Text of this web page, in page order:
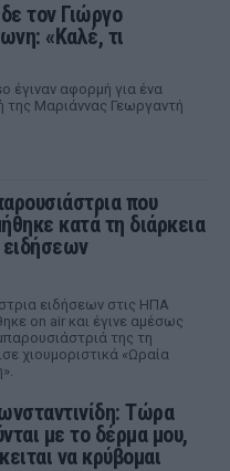
τον Γιώργο
«Καλέ, τι
έγιναν αφορμή για ένα
της Μαριάννας Γεωργαντή
που
κατά τη διάρκεια
ειδήσεων
ειδήσεων στις ΗΠΑ
on air και έγινε αμέσως
της τη
χιουμοριστικά «Ωραία
Τώρα
με το δέρμα μου,
να κρύβομαι